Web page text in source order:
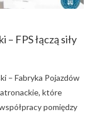
FPS łączą siły
– Fabryka Pojazdów
które
pomiędzy